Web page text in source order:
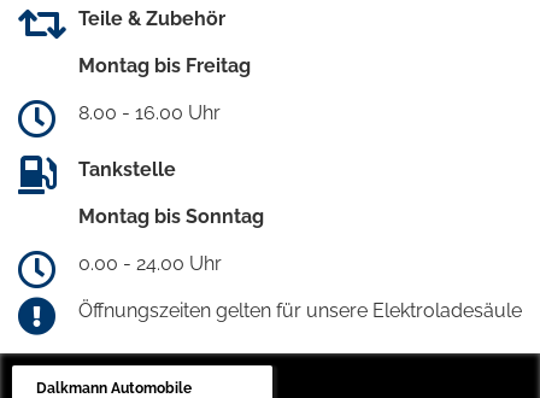
Teile & Zubehör
Montag bis Freitag
8.00 - 16.00 Uhr
Tankstelle
Montag bis Sonntag
0.00 - 24.00 Uhr
Öffnungszeiten gelten für unsere Elektroladesäule
Dalkmann Automobile